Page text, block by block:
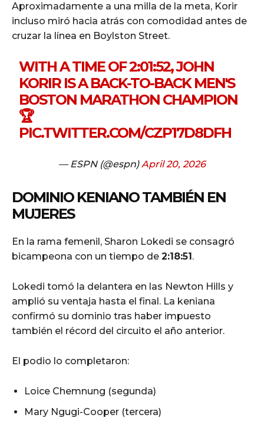
Aproximadamente a una milla de la meta, Korir
incluso miró hacia atrás con comodidad antes de
cruzar la línea en Boylston Street.
WITH A TIME OF 2:01:52, JOHN
KORIR IS A BACK-TO-BACK MEN'S
BOSTON MARATHON CHAMPION
🏆
PIC.TWITTER.COM/CZP17D8DFH
— ESPN (@espn)April 20, 2026
DOMINIO KENIANO TAMBIÉN EN
MUJERES
En la rama femenil, Sharon Lokedi se consagró
bicampeona con un tiempo de 2:18:51 .
Lokedi tomó la delantera en las Newton Hills y
amplió su ventaja hasta el final. La keniana
confirmó su dominio tras haber impuesto
también el récord del circuito el año anterior.
El podio lo completaron:
Loice Chemnung (segunda)
Mary Ngugi-Cooper (tercera)